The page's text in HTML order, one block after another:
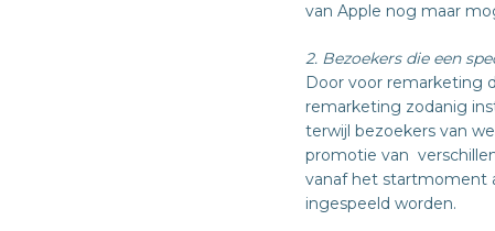
van Apple nog maar
2. Bezoekers die een
Door voor remarketing
remarketing zodanig
terwijl bezoekers van
promotie van
vanaf het startmoment
ingespeeld worden.